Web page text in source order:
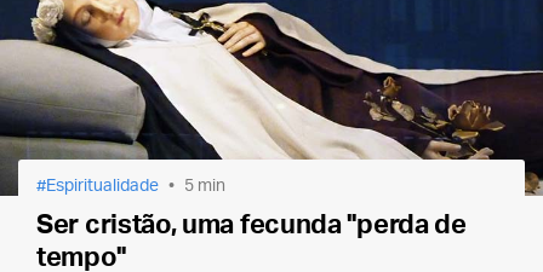
Espiritualidade 5 min
Ser cristão, uma fecunda "perda de
tempo"